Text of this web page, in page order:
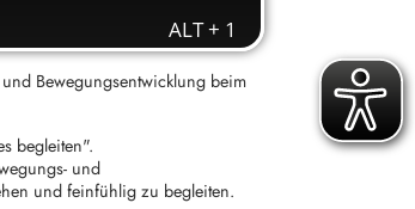
Bewegungsentwicklung beim
begleiten".
und
und feinfühlig zu begleiten.